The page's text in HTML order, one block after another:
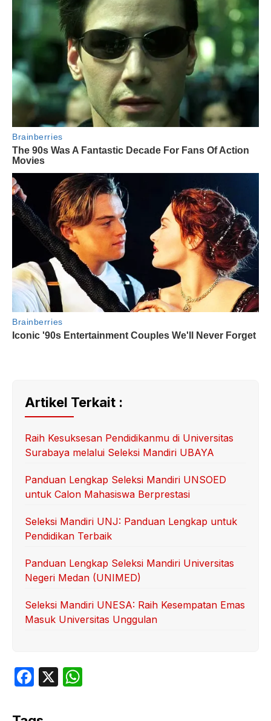
Artikel Terkait :
Raih Kesuksesan Pendidikanmu di Universitas
Surabaya melalui Seleksi Mandiri UBAYA
Panduan Lengkap Seleksi Mandiri UNSOED
untuk Calon Mahasiswa Berprestasi
Seleksi Mandiri UNJ: Panduan Lengkap untuk
Pendidikan Terbaik
Panduan Lengkap Seleksi Mandiri Universitas
Negeri Medan (UNIMED)
Seleksi Mandiri UNESA: Raih Kesempatan Emas
Masuk Universitas Unggulan
F
c
X